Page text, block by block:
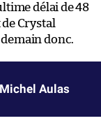
délai de 48
Crystal
donc.
Aulas